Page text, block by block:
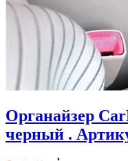
Органайзер
черный .